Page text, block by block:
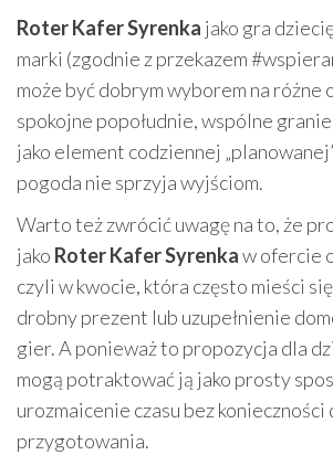
Roter Kafer Syrenka jako gra
marki (zgodnie z przekazem
może być dobrym wyborem na różne
spokojne popołudnie, wspólne
jako element codziennej
pogoda nie sprzyja wyjściom.
Warto też zwrócić uwagę na to, że
jako Roter Kafer Syrenkaw ofercie
czyli w kwocie, która często mieści
drobny prezent lub uzupełnienie
gier. A ponieważ to propozycja dla
mogą potraktować ją jako prosty
urozmaicenie czasu bez konieczności
przygotowania.